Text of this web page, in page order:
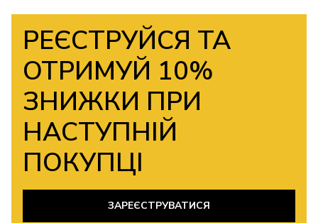
РЕЄСТРУЙСЯ ТА
ОТРИМУЙ 10%
ЗНИЖКИ ПРИ
НАСТУПНІЙ
ПОКУПЦІ
ЗАРЕЄСТРУВАТИСЯ